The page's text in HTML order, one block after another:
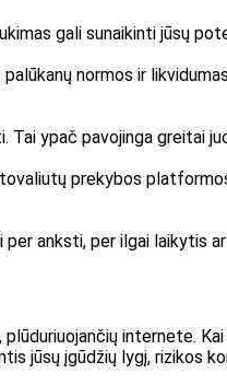
gali sunaikinti jūsų
normos ir
ypač pavojinga greitai
prekybos
anksti, per ilgai laikytis
internete.
jūsų įgūdžių lygį, rizikos